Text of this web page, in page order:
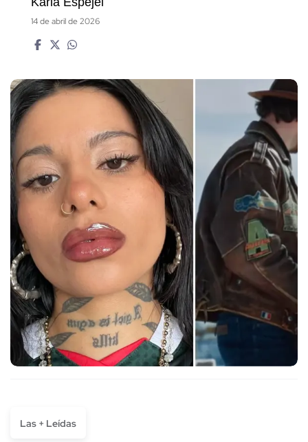
14 de abril de 2026
Las + Leídas